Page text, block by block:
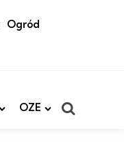
Ogród
OZE